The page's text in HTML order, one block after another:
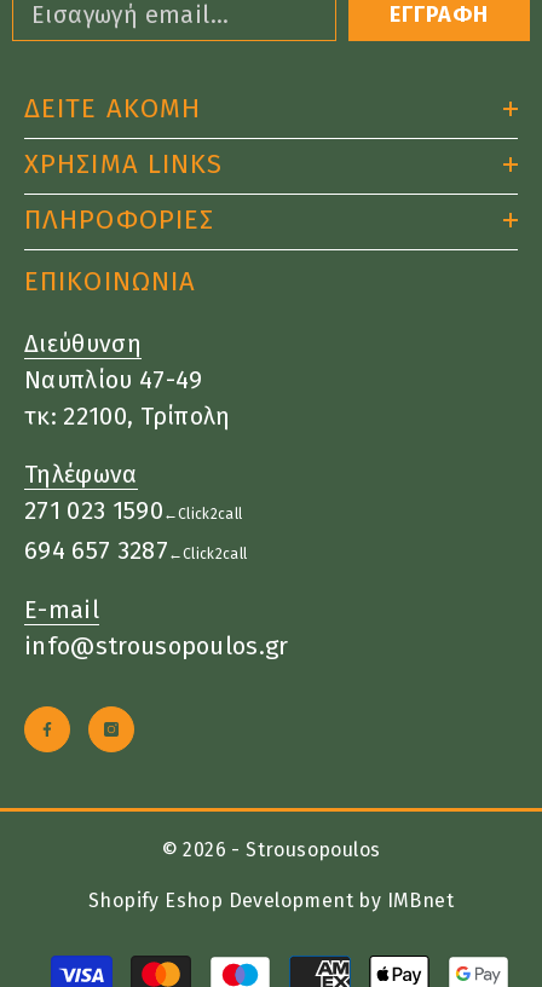
ΕΓΓΡΑΦΗ
ΔΕΙΤΕ ΑΚΟΜΗ
ΧΡΗΣΙΜΑ LINKS
ΠΛΗΡΟΦΟΡΙΕΣ
ΕΠΙΚΟΙΝΩΝΙΑ
Διεύθυνση
Ναυπλίου 47-49
τκ: 22100, Τρίπολη
Τηλέφωνα
271 023 1590 ←Click2call
694 657 3287 ←Click2call
E-mail
info@strousopoulos.gr
© 2026 - Strousopoulos
Shopify Eshop Development by IMBnet
Μέθοδοι